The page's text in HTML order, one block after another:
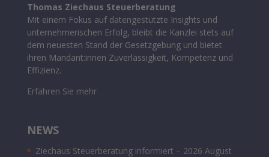
Thomas Ziechaus Steuerberatung
Mit einem Fokus auf datengestützte Insights und
unternehmerischen Erfolg, bleibt die Kanzlei stets auf
dem neuesten Stand der Gesetzgebung und bietet
ihren Mandant:innen Zuverlässigkeit, Kompetenz und
Effizienz.
Erfahren Sie mehr
NEWS
Ziechaus Steuerberatung informiert – 2026 August